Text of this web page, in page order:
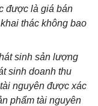
được là giá bán
thác không bao
sinh sản lượng
sinh doanh thu
nguyên được xác
phẩm tài nguyên